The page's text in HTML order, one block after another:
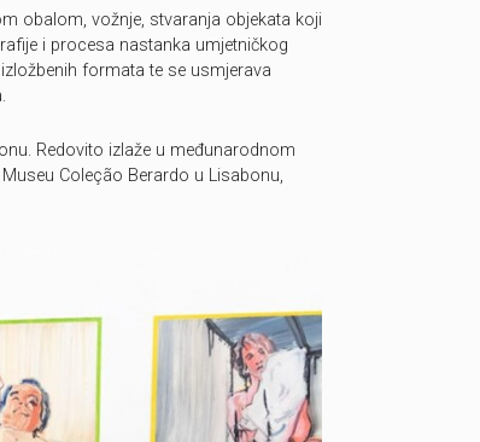
obalom, vožnje, stvaranja objekata koji
i procesa nastanka umjetničkog
formata te se usmjerava
Redovito izlaže u međunarodnom
Coleção Berardo u Lisabonu,